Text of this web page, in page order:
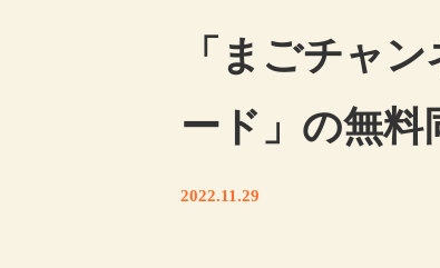
「まごチャ
ード」の無料
2022.11.29